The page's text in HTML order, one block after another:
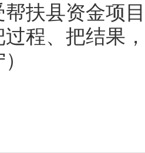
帮扶县资金项
程、把结果